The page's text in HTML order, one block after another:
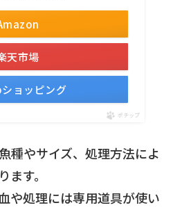
天市場
ョッピング
ポチップ
種やサイズ、処理方法によ
す。
や処理には専用道具が使い